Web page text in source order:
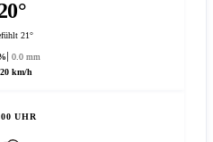
21°
0.0 mm
20 km/h
UHR